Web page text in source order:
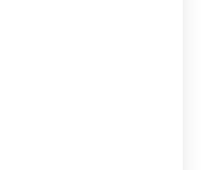
onglet